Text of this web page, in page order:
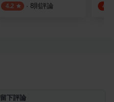
4.2 · 8則評論 4.6
留下評論